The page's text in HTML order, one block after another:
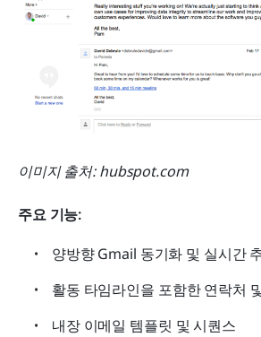
이미지 출처: hubspot.com
주요 기능:
양방향 Gmail 동기화 및 실시간
활동 타임라인을 포함한 연락처
내장 이메일 템플릿 및 시퀀스